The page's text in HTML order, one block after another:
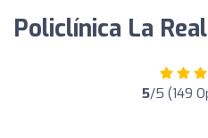
Policlínica La
5/5 (149